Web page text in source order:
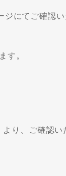
にてご確認い
す。
り、ご確認い